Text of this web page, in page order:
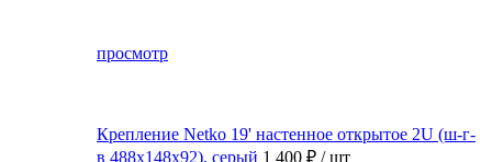
просмотр
Крепление Netko 19' настенное открытое 2U (ш-г-
в 488х148х92), серый 1 400 ₽ / шт